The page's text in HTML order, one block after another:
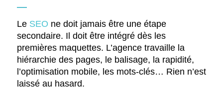
Le SEO ne doit jamais être une étape
secondaire. Il doit être intégré dès les
premières maquettes. L’agence travaille la
hiérarchie des pages, le balisage, la rapidité,
l’optimisation mobile, les mots-clés… Rien n’est
laissé au hasard.